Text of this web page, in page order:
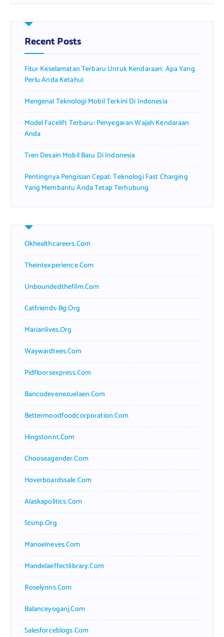
r
h
f
o
:
Recent Posts
Fitur Keselamatan Terbaru Untuk Kendaraan: Apa Yang
Perlu Anda Ketahui
Mengenal Teknologi Mobil Terkini Di Indonesia
Model Facelift Terbaru: Penyegaran Wajah Kendaraan
Anda
Tren Desain Mobil Baru Di Indonesia
Pentingnya Pengisian Cepat: Teknologi Fast Charging
Yang Membantu Anda Tetap Terhubung
Okhealthcareers.com
Theintexperience.com
Unboundedthefilm.com
Catfriends-Bg.org
Marianlives.org
Waywardtees.com
Pidfloorsexpress.com
Bancodevenezuelaen.com
Bettermoodfoodcorporation.com
Hingstonnt.com
Chooseagender.com
Hoverboardssale.com
Alaskapolitics.com
Stsmp.org
Manoelneves.com
Mandelaeffectlibrary.com
Roselynns.com
Balanceyoganj.com
Salesforceblogs.com